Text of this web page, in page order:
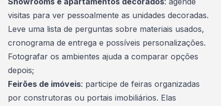
visitas para ver pessoalmente as unidades decoradas.
Leve uma lista de perguntas sobre materiais usados,
cronograma de entrega e possíveis personalizações.
Fotografar os ambientes ajuda a comparar opções
depois;
Feirões de imóveis: participe de feiras organizadas
por construtoras ou portais imobiliários. Elas